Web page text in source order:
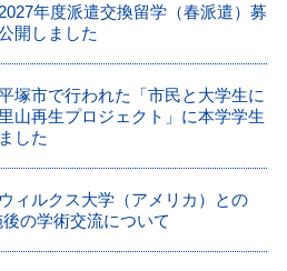
2027年度派遣交換留学（春派遣）募
開しました
平塚市で行われた「市民と大学生に
山再生プロジェクト」に本学学生
した
ウィルクス大学（アメリカ）との
の学術交流について